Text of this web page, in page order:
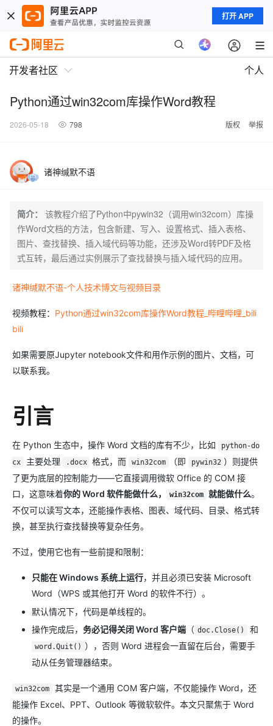
打开 APP
开发者社区 个人
Python通过win32com库操作Word教程
2026-05-18 798 版权 举报
诸神缄默不语
简介：
该教程介绍了Python中pywin32（调用win32com）库操
作Word文档的方法，包含新建、写入、设置格式、插入表格、
图片、查找替换、插入域代码等功能，还涉及Word转PDF及格
式互转，最后通过实例展示了查找替换与插入域代码的应用。
诸神缄默不语-个人技术博文与视频目录
视频教程： Python通过win32com库操作Word教程_哔哩哔哩_bili
bili
如果需要原Jupyter notebook文件和用作示例的图片、文档，可
以联系我。
引言
在 Python 生态中，操作 Word 文档的库有不少，比如
python-do
cx
主要处理 .docx 格式，而 win32com （即 pywin32 ）则提供
了更为底层的控制能力——它直接调用微软 Office 的 COM 接
口，这意味着你的 Word 软件能做什么， win32com 就能做什么。
不仅可以读写文本，还能操作表格、图表、域代码、目录、格式转
换，甚至执行查找替换等复杂任务。
不过，使用它也有一些前提和限制：
只能在 Windows 系统上运行，并且必须已安装 Microsoft
Word（WPS 或其他打开 Word 的软件不行）。
默认情况下，代码是单线程的。
操作完成后， 务必记得关闭 Word 客户端 （ doc.Close() 和
word.Quit() ），否则 Word 进程会一直留在后台，需要手
动从任务管理器结束。
win32com
其实是一个通用 COM 客户端，不仅能操作 Word，还
能操作 Excel、PPT、Outlook 等微软软件。本文只聚焦于 Word
的操作。